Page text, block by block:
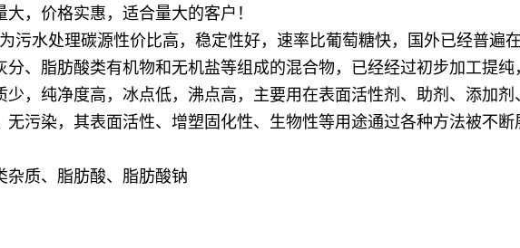
，价格实惠，适合量大的客户！
污水处理碳源性价比高，稳定性好，速率比葡萄糖快，国外已经普遍
分、脂肪酸类有机物和无机盐等组成的混合物，已经经过初步加工提
少，纯净度高，冰点低，沸点高，主要用在表面活性剂、助剂、添加
无污染，其表面活性、增塑固化性、生物性等用途通过各种方法被不断
杂质、脂肪酸、脂肪酸钠